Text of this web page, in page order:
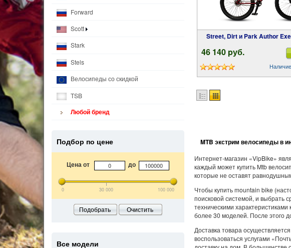
Street, Dirt и Park Author
46 140 pуб.
MTB экстрим велосипеды в
Интернет-магазин «VipBike»
каждый может купить Mtb
которые не оставят
Чтобы купить mountain bike
поисковой системой, и выбрать
техническими
более 30 моделей. После этого
Доставка товара
воспользоваться услугами
Forward
Scott
Stark
Stels
Велосипеды со скидкой
TSB
Любой бренд
Подбор по цене
Цена от до
0 30 000 100 000
Подобрать Очистить
Все модели